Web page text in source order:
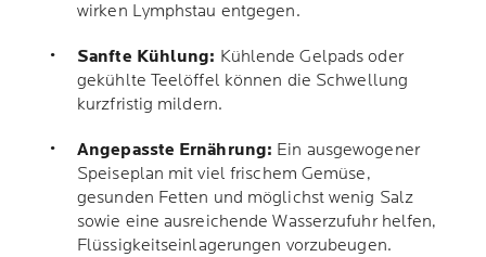
wirken Lymphstau entgegen.
Sanfte Kühlung: Kühlende Gelpads oder
gekühlte Teelöffel können die Schwellung
kurzfristig mildern.
Angepasste Ernährung: Ein ausgewogener
Speiseplan mit viel frischem Gemüse,
gesunden Fetten und möglichst wenig Salz
sowie eine ausreichende Wasserzufuhr helfen,
Flüssigkeitseinlagerungen vorzubeugen.